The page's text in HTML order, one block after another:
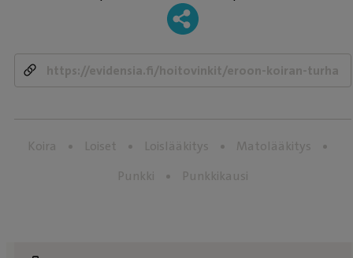
-
Koira Loiset Loislääkitys
Matolääkitys
Punkki
Punkkikausi